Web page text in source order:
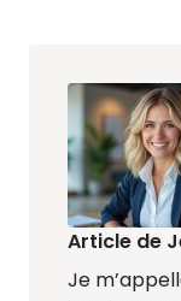
Article de
Je